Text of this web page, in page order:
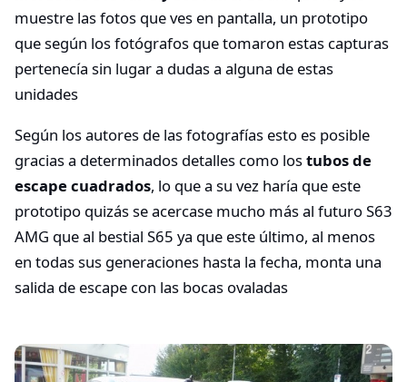
muestre las fotos que ves en pantalla, un prototipo
que según los fotógrafos que tomaron estas capturas
pertenecía sin lugar a dudas a alguna de estas
unidades
Según los autores de las fotografías esto es posible
gracias a determinados detalles como lostubos de
escape cuadrados, lo que a su vez haría que este
prototipo quizás se acercase mucho más al futuro S63
AMG que al bestial S65 ya que este último, al menos
en todas sus generaciones hasta la fecha, monta una
salida de escape con las bocas ovaladas